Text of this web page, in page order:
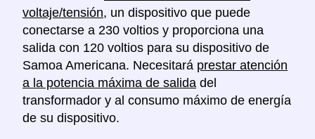
voltaje/tensión, un dispositivo que puede
conectarse a 230 voltios y proporciona una
salida con 120 voltios para su dispositivo de
Samoa Americana. Necesitará prestar atención
a la potencia máxima de salida del
transformador y al consumo máximo de energía
de su dispositivo.